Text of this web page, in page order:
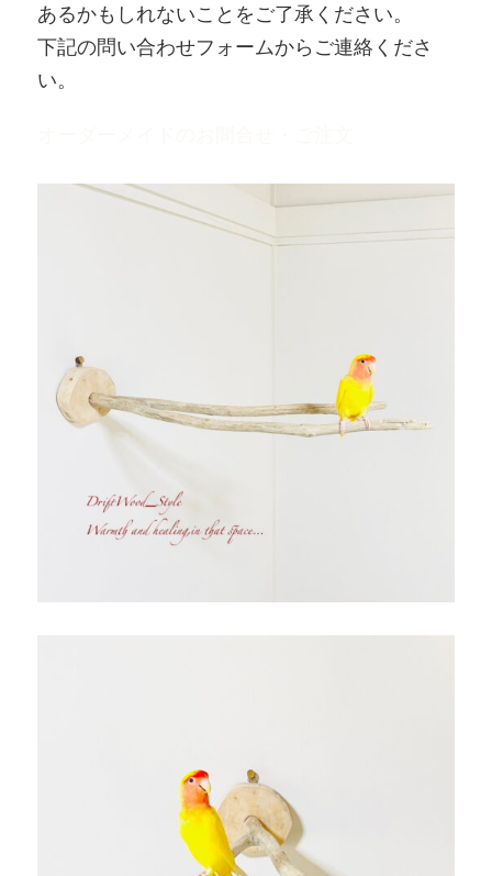
あるかもしれないことをご了承ください。
下記の問い合わせフォームからご連絡くださ
い。